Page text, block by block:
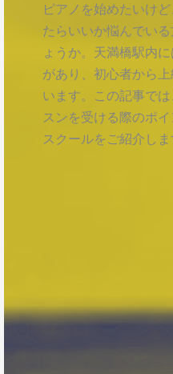
ピアノを始めたいけ
たらいいか悩んでい
ょうか。天満橋駅内
があり、初心者から
います。この記事で
スンを受ける際のポ
スクールをご紹介しま